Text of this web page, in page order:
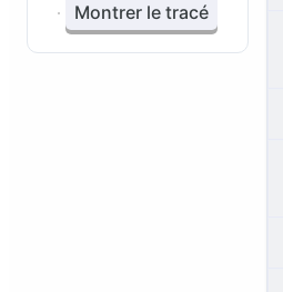
Montrer le tracé